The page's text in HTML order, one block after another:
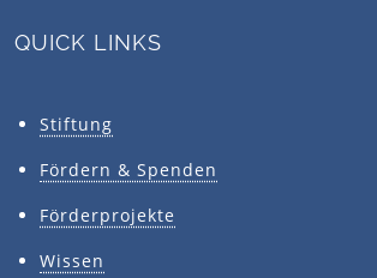
QUICK LINKS
Stiftung
Fördern & Spenden
Förderprojekte
Wissen